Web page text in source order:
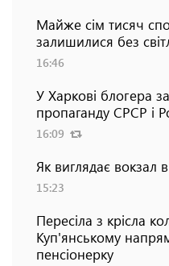
Майже сім тисяч
залишилися без
16:46
У Харкові блогера
пропаганду СРСР і
16:09
Як виглядає вокзал
15:23
Пересіла з крісла
Куп'янському
пенсіонерку